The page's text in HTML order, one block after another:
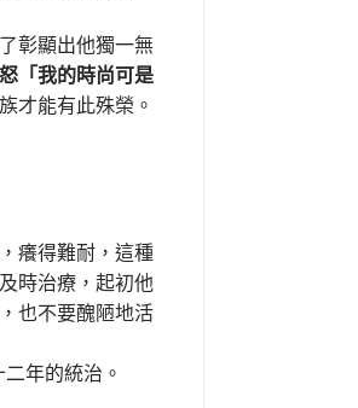
彰顯出他獨一無
「我的時尚可是
才能有此殊榮。
癢得難耐，這種
時治療，起初他
也不要醜陋地活
年的統治。